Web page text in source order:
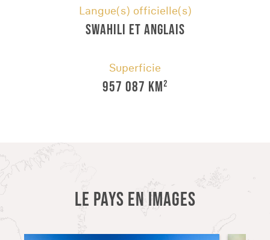
Langue(s) officielle(s)
SWAHILI ET ANGLAIS
Superficie
957 087 KM²
LE PAYS EN IMAGES